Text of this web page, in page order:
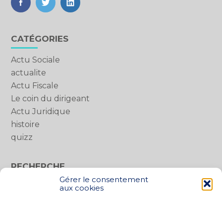
Gérer le consentement
aux cookies
FaceBook
TwitterLinkedIn
Blog
sidebar
CATÉGORIES
Actu Sociale
actualite
Actu Fiscale
Le coin du dirigeant
Actu Juridique
histoire
quizz
RECHERCHE
Rechercher :